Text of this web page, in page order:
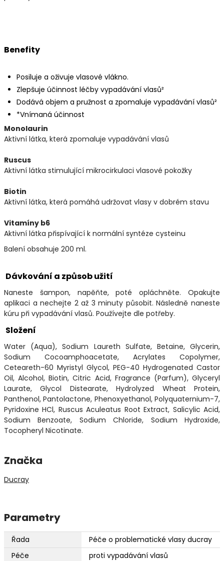
Benefity
Posiluje a oživuje vlasové vlákno.
Zlepšuje účinnost léčby vypadávání vlasů²
Dodává objem a pružnost a zpomaluje vypadávání vlasů²
*Vnímaná účinnost
Monolaurin
Aktivní látka, která zpomaluje vypadávání vlasů
Ruscus
Aktivní látka stimulující mikrocirkulaci vlasové pokožky
Biotin
Aktivní látka, která pomáhá udržovat vlasy v dobrém stavu
Vitamíny b6
Aktivní látka přispívající k normální syntéze cysteinu
Balení obsahuje 200 ml.
Dávkování a způsob užití
Naneste šampon, napěňte, poté opláchněte. Opakujte
aplikaci a nechejte 2 až 3 minuty působit. Následně naneste
kúru při vypadávání vlasů. Používejte dle potřeby.
Složení
Water (Aqua), Sodium Laureth Sulfate, Betaine, Glycerin,
Sodium Cocoamphoacetate, Acrylates Copolymer,
Ceteareth-60 Myristyl Glycol, PEG-40 Hydrogenated Castor
Oil, Alcohol, Biotin, Citric Acid, Fragrance (Parfum), Glyceryl
Laurate, Glycol Distearate, Hydrolyzed Wheat Protein,
Panthenol, Pantolactone, Phenoxyethanol, Polyquaternium-7,
Pyridoxine HCl, Ruscus Aculeatus Root Extract, Salicylic Acid,
Sodium Benzoate, Sodium Chloride, Sodium Hydroxide,
Tocopheryl Nicotinate.
Značka
Ducray
Parametry
Řada
Péče o problematické vlasy ducray
Péče
proti vypadávání vlasů